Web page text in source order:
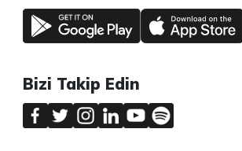
Bizi Takip Edin